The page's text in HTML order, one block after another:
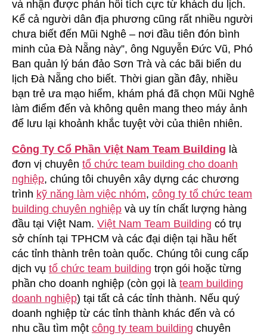
và nhận được phản hồi tích cực từ khách du lịch.
Kể cả người dân địa phương cũng rất nhiều người
chưa biết đến Mũi Nghê – nơi đầu tiên đón bình
minh của Đà Nẵng này”, ông Nguyễn Đức Vũ, Phó
Ban quản lý bán đảo Sơn Trà và các bãi biển du
lịch Đà Nẵng cho biết. Thời gian gần đây, nhiều
bạn trẻ ưa mạo hiểm, khám phá đã chọn Mũi Nghê
làm điểm đến và không quên mang theo máy ảnh
để lưu lại khoảnh khắc tuyệt vời của thiên nhiên.
Công Ty Cổ Phần Việt Nam Team Building là
đơn vị chuyên tổ chức team building cho doanh
nghiệp, chúng tôi chuyên xây dựng các chương
trình kỹ năng làm việc nhóm, công ty tổ chức team
building chuyên nghiệp và uy tín chất lượng hàng
đầu tại Việt Nam. Việt Nam Team Building có trụ
sở chính tại TPHCM và các đại diện tại hầu hết
các tỉnh thành trên toàn quốc. Chúng tôi cung cấp
dịch vụ tổ chức team building trọn gói hoặc từng
phần cho doanh nghiệp (còn gọi là team building
doanh nghiệp) tại tất cả các tỉnh thành. Nếu quý
doanh nghiệp từ các tỉnh thành khác đến và có
nhu cầu tìm một công ty team building chuyên